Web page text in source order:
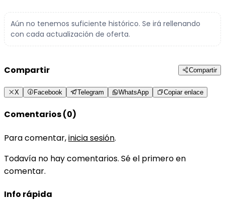
Aún no tenemos suficiente histórico. Se irá rellenando
con cada actualización de oferta.
Compartir Compartir
X Facebook Telegram WhatsApp Copiar enlace
Comentarios (0)
Para comentar,inicia sesión.
Todavía no hay comentarios. Sé el primero en
comentar.
Info rápida